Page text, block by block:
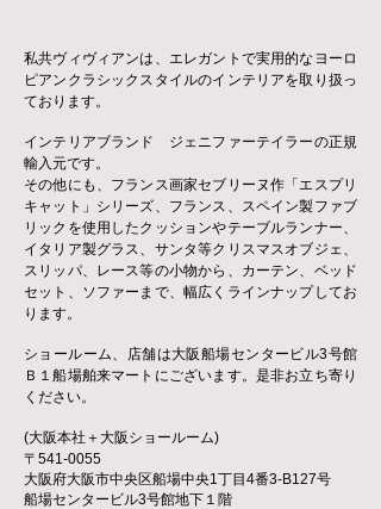
私共ヴィヴィアンは、エレガントで実用的なヨーロ
ピアンクラシックスタイルのインテリアを取り扱っ
ております。
インテリアブランド ジェニファーテイラーの正規
輸入元です。
その他にも、フランス画家セブリーヌ作「エスプリ
キャット」シリーズ、フランス、スペイン製ファブ
リックを使用したクッションやテーブルランナー、
イタリア製グラス、サンタ等クリスマスオブジェ、
スリッパ、レース等の小物から、カーテン、ベッド
セット、ソファーまで、幅広くラインナップしてお
ります。
ショールーム、店舗は大阪船場センタービル3号館
Ｂ１船場舶来マートにございます。是非お立ち寄り
ください。
(大阪本社＋大阪ショールーム)
〒541-0055
大阪府大阪市中央区船場中央1丁目4番3-B127号
船場センタービル3号館地下１階